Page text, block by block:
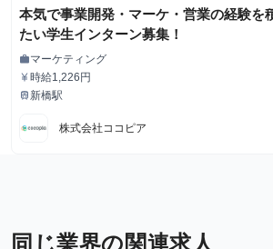
本気で事業開発・マーケ・営業の経験を
たい学生インターン募集！
職種
workマーケティング
給与
currency_yen時給1,226円
最寄駅
train 新橋駅
株式会社ココピア
同じ業界の関連求人